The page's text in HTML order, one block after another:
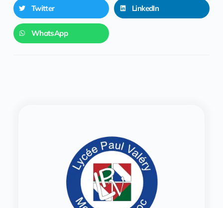
Twitter LinkedIn
WhatsApp